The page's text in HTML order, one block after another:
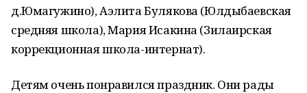
д.Юмагужино), Аэлита Булякова (Юлдыбаевская
средняя школа), Мария Исакина (Зилаирская
коррекционная школа-интернат).
Детям очень понравился праздник. Они рады